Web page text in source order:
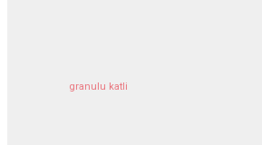
granulu katli